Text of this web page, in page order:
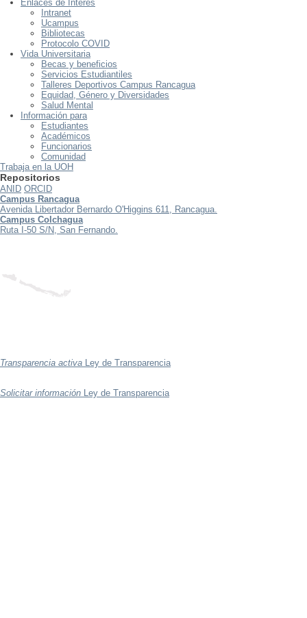
Enlaces de Interés
Intranet
Ucampus
Bibliotecas
Protocolo COVID
Vida Universitaria
Becas y beneficios
Servicios Estudiantiles
Talleres Deportivos Campus Rancagua
Equidad, Género y Diversidades
Salud Mental
Información para
Estudiantes
Académicos
Funcionarios
Comunidad
Trabaja en la UOH
Repositorios
ANID ORCID
Campus Rancagua
Avenida Libertador Bernardo O'Higgins 611, Rancagua.
Campus Colchagua
Ruta I-50 S/N, San Fernando.
Transparencia activa Ley de Transparencia
Solicitar información Ley de Transparencia